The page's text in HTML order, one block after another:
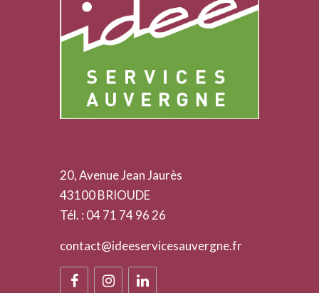
20, Avenue Jean Jaurès
43100 BRIOUDE
Tél. : 04 71 74 96 26
contact@ideeservicesauvergne.fr